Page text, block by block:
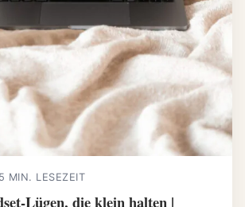
MIN. LESEZEIT
Lügen, die klein halten |